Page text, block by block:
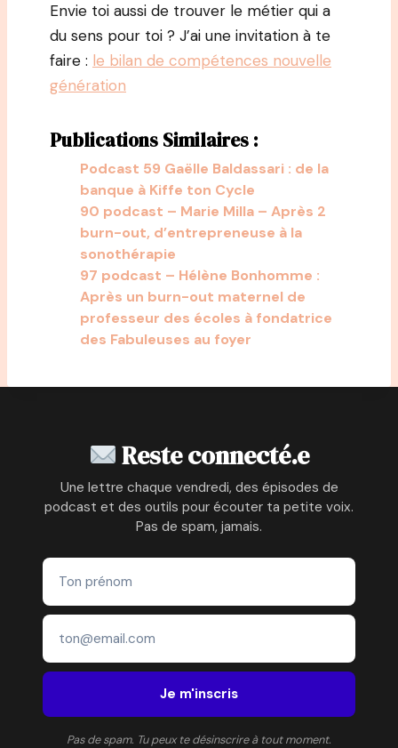
Envie toi aussi de trouver le métier qui a
du sens pour toi ? J’ai une invitation à te
faire : le bilan de compétences nouvelle
génération
Publications Similaires :
Podcast 59 Gaëlle Baldassari : de la
banque à Kiffe ton Cycle
90 podcast – Marie Milla – Après 2
burn-out, d’entrepreneuse à la
sonothérapie
97 podcast – Hélène Bonhomme :
Après un burn-out maternel de
professeur des écoles à fondatrice
des Fabuleuses au foyer
Reste connecté.e
Une lettre chaque vendredi, des épisodes de
podcast et des outils pour écouter ta petite voix.
Pas de spam, jamais.
Je m'inscris
Pas de spam. Tu peux te désinscrire à tout moment.